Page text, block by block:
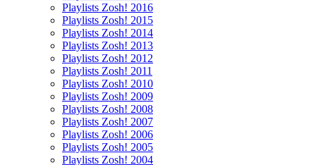
Playlists Zosh! 2016
Playlists Zosh! 2015
Playlists Zosh! 2014
Playlists Zosh! 2013
Playlists Zosh! 2012
Playlists Zosh! 2011
Playlists Zosh! 2010
Playlists Zosh! 2009
Playlists Zosh! 2008
Playlists Zosh! 2007
Playlists Zosh! 2006
Playlists Zosh! 2005
Playlists Zosh! 2004